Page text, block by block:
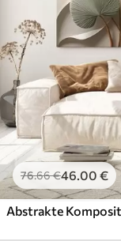
76.66€46.00 €
Abstrakte